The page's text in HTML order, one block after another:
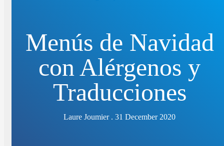
Menús de Navidad
con Alérgenos y
Traducciones
Laure Joumier . 31 December 2020